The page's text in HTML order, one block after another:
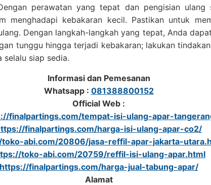
perawatan yang tepat dan pengisian
menghadapi kebakaran kecil. Pastikan untuk
Dengan langkah-langkah yang tepat, Anda
tunggu hingga terjadi kebakaran; lakukan
selalu siap sedia.
Informasi dan Pemesanan
Whatsapp : 081388800152
Official Web :
finalpartings.com/tempat-isi-ulang-apar-
finalpartings.com/harga-isi-ulang-apar-co2/
abi.com/20806/jasa-reffil-apar-jakarta-
toko-abi.com/20759/reffil-isi-ulang-apar.html
https://finalpartings.com/harga-jual-tabung-apar/
Alamat